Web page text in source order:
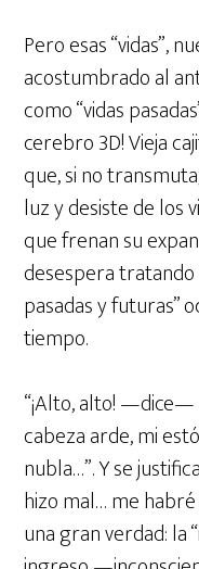
Pero esas “vidas”,
acostumbrado al
como “vidas
cerebro 3D! Vieja
que, si no
luz y desiste de los
que frenan su
desespera
pasadas y futuras”
tiempo.
“¡Alto, alto!
cabeza arde, mi
nubla…”. Y se
hizo mal… me habré
una gran verdad: la